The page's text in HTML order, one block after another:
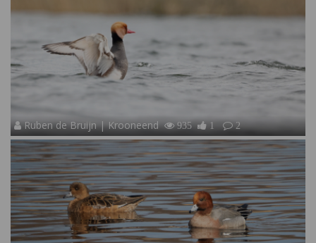
Ruben de Bruijn | Krooneend 935 1 2